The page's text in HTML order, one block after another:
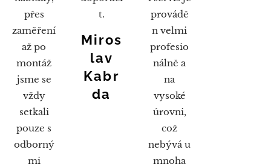
přes
zaměření
až po
montáž
jsme se
vždy
setkali
pouze s
odborný
mi
t.
Miros
lav
Kabr
da
provádě
n velmi
profesio
nálně a
na
vysoké
úrovni,
což
nebývá u
mnoha